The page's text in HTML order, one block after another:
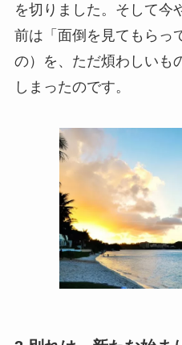
を切りました。そして今
前は「面倒を見てもらっ
の）を、ただ煩わしいも
しまったのです。